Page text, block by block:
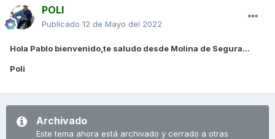
POLI
Publicado 12 de Mayo del 2022
Hola Pablo bienvenido,te saludo desde Molina de Segura...
Poli
Archivado
Este tema ahora está archivado y cerrado a otras